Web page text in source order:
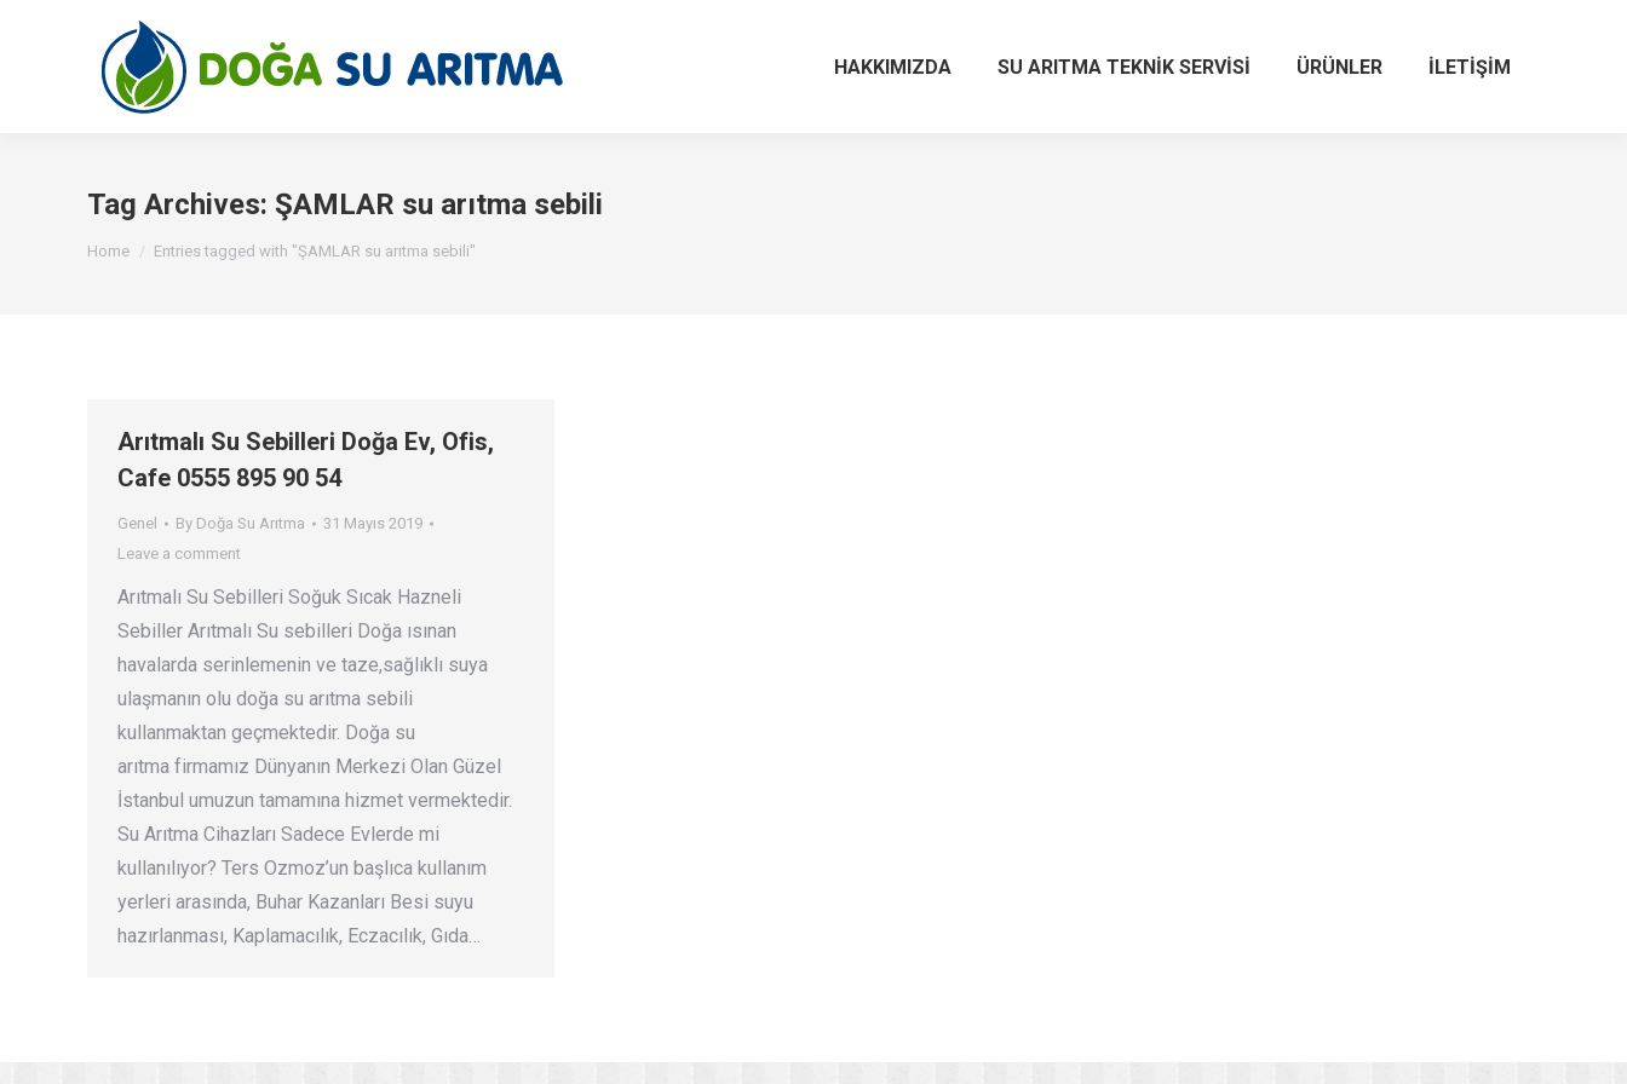
HAKKIMIZDA SU ARITMA TEKNIK SERVISI ÜRÜNLER İLETIŞIM
Tag Archives: ŞAMLAR su arıtma sebili
You are here:
Home Entries tagged with "ŞAMLAR su arıtma sebili"
Arıtmalı Su Sebilleri Doğa Ev, Ofis,
Cafe 0555 895 90 54
Genel By Doğa Su Arıtma
31 Mayıs 2019
Leave a comment
Arıtmalı Su Sebilleri Soğuk Sıcak Hazneli
Sebiller Arıtmalı Su sebilleri Doğa ısınan
havalarda serinlemenin ve taze,sağlıklı suya
ulaşmanın olu doğa su arıtma sebili
kullanmaktan geçmektedir. Doğa su
arıtma firmamız Dünyanın Merkezi Olan Güzel
İstanbul umuzun tamamına hizmet vermektedir.
Su Arıtma Cihazları Sadece Evlerde mi
kullanılıyor? Ters Ozmoz’un başlıca kullanım
yerleri arasında, Buhar Kazanları Besi suyu
hazırlanması, Kaplamacılık, Eczacılık, Gıda…